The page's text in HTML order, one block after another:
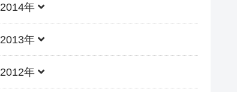
2014年
2013年
2012年